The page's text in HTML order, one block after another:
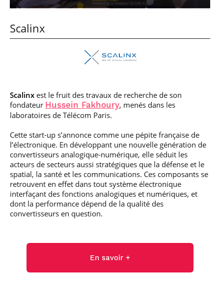
Scalinx
Scalinx est le fruit des travaux de recherche de son
fondateur Hussein Fakhoury, menés dans les
laboratoires de Télécom Paris.
Cette start-up s’annonce comme une pépite française de
l’électronique. En développant une nouvelle génération de
convertisseurs analogique-numérique, elle séduit les
acteurs de secteurs aussi stratégiques que la défense et le
spatial, la santé et les communications. Ces composants se
retrouvent en effet dans tout système électronique
interfaçant des fonctions analogiques et numériques, et
dont la performance dépend de la qualité des
convertisseurs en question.
En savoir +